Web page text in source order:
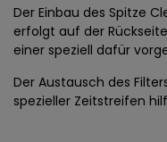
Der Einbau des Spitze
erfolgt auf der
einer speziell dafür
Der Austausch des
spezieller Zeitstreifen